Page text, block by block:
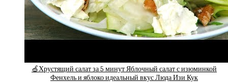
🍏Хрустящий салат за 5 минут Яблочный салат с изюминкой
Фенхель и яблоко идеальный вкус Люда Изи Кук